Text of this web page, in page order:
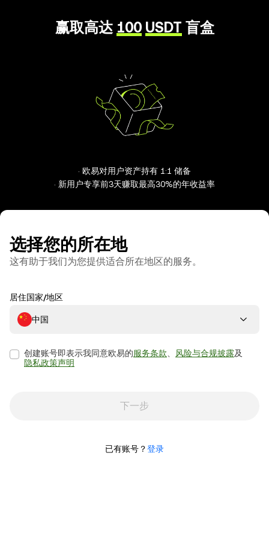
赢取高达 100 USDT 盲盒
· 欧易对用户资产持有 1:1 储备
· 新用户专享前3天赚取最高30%的年收益率
选择您的所在地
这有助于我们为您提供适合所在地区的服务。
居住国家/地区
中国
创建账号即表示我同意欧易的服务条款 风险与合规披露及
隐私政策声明
下一步
已有账号？登录